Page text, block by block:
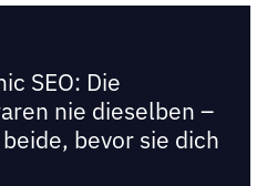
SEO: Die
nie dieselben –
bevor sie dich